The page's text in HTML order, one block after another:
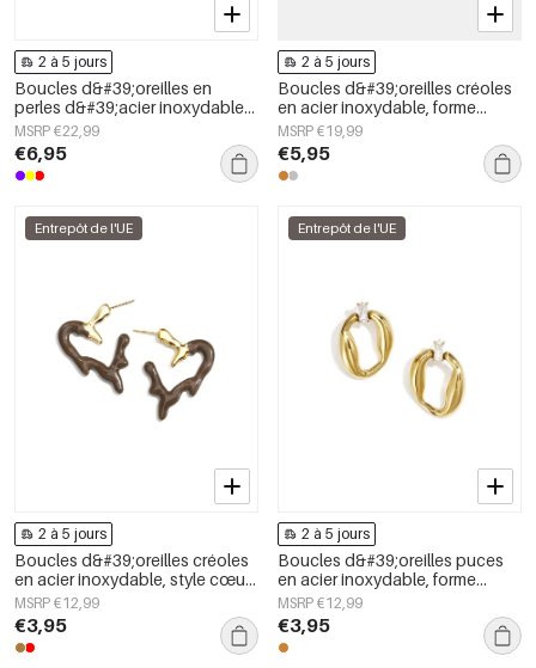
2 à 5 jours
Boucles d&#39;oreilles en
perles d&#39;acier inoxydable
en forme de cœur, collection
Daily Simple, bijoux pour
femmes
MSRP €22,99
€6,95
2 à 5 jours
Boucles d&#39;oreilles créoles
en acier inoxydable, forme
irrégulière, collection Simple
Daily Simple, bijoux pour
femmes
MSRP €19,99
€5,95
Entrepôt de l'UE
2 à 5 jours
Boucles d&#39;oreilles créoles
en acier inoxydable, style cœur,
collection Daily Simple, bijoux
pour femmes
MSRP €12,99
€3,95
Entrepôt de l'UE
2 à 5 jours
Boucles d&#39;oreilles puces
en acier inoxydable, forme
irrégulière, collection Simple
Daily Simple, bijoux pour
femmes
MSRP €12,99
€3,95